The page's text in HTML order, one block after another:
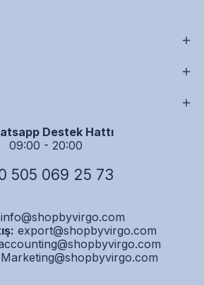
Destek Hattı
09:00 - 20:00
505 069 25 73
info@shopbyvirgo.com
export@shopbyvirgo.com
Marketing@shopbyvirgo.com